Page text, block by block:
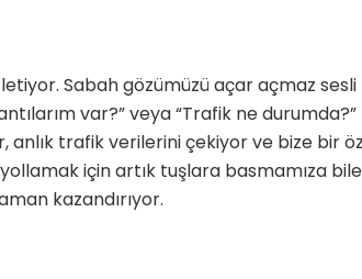
Sabah gözümüzü açar açmaz sesli
var?” veya “Trafik ne durumda?”
anlık trafik verilerini çekiyor ve bize bir
için artık tuşlara basmamıza bile
kazandırıyor.